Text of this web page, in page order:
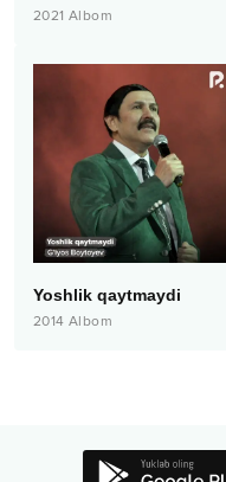
2021 Albom
Yoshlik qaytmaydi
2014 Albom